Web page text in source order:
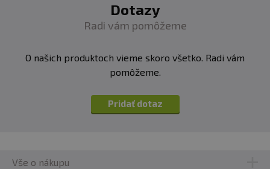
Dotazy
Radi vám pomôžeme
O našich produktoch vieme skoro všetko. Radi vám
pomôžeme.
Pridať dotaz
Vše o nákupu